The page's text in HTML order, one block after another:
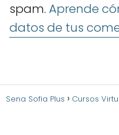
spam. Aprende
datos de tus
Sena Sofia Plus Cursos